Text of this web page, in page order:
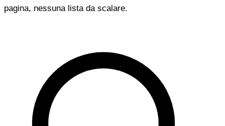
pagina, nessuna lista da scalare.